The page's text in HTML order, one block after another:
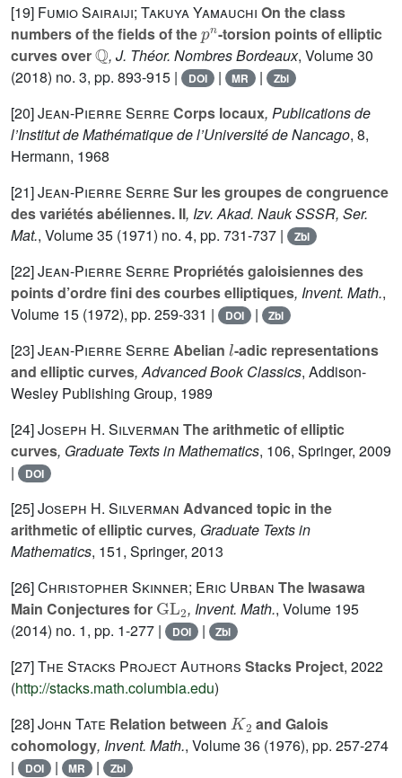
[19] Fumio Sairaiji; Takuya Yamauchi On the class
numbers of the fields of the
pn
-torsion points of elliptic
curves over
ℚ
, J. Théor. Nombres Bordeaux, Volume 30
(2018) no. 3, pp. 893-915 |
DOI | MR | Zbl
[20]Jean-Pierre Serre Corps locaux, Publications de
l’Institut de Mathématique de l’Université de Nancago, 8,
Hermann, 1968
[21]Jean-Pierre Serre Sur les groupes de congruence
des variétés abéliennes. II, Izv. Akad. Nauk SSSR, Ser.
Mat., Volume 35 (1971) no. 4, pp. 731-737 | Zbl
[22]Jean-Pierre Serre Propriétés galoisiennes des
points d’ordre fini des courbes elliptiques, Invent. Math.,
Volume 15 (1972), pp. 259-331 | DOI | Zbl
[23]Jean-Pierre Serre Abelian -adic representations
and elliptic curves, Advanced Book Classics, Addison-
Wesley Publishing Group, 1989
[24]Joseph H. Silverman The arithmetic of elliptic
curves, Graduate Texts in Mathematics, 106, Springer, 2009
|
DOI
[25]Joseph H. Silverman Advanced topic in the
arithmetic of elliptic curves, Graduate Texts in
Mathematics, 151, Springer, 2013
[26]Christopher Skinner; Eric Urban The Iwasawa
Main Conjectures for
GL2
, Invent. Math., Volume 195
(2014) no. 1, pp. 1-277 |
DOI | Zbl
[27]The Stacks Project Authors Stacks Project, 2022
(http://stacks.math.columbia.edu)
[28]John Tate Relation between
and Galois
cohomology, Invent. Math., Volume 36 (1976), pp. 257-274
|
DOI | MR | Zbl